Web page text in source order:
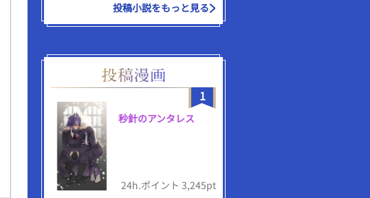
投稿小説をもっと見る
1
秒針のアンタレス
24h.ポイント 3,245pt